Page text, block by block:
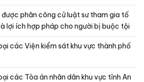
phân công cử luật sư tham gia tố
lợi ích hợp pháp cho người bị buộc tội
các Viện kiểm sát khu vực thành phố
Tòa án nhân dân khu vực tỉnh An